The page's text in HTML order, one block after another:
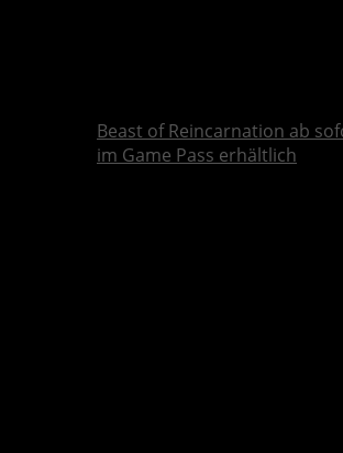
Beast of Reincarnation ab
im Game Pass erhältlich